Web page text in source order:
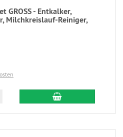
GROSS - Entkalker,
Milchkreislauf-Reiniger,